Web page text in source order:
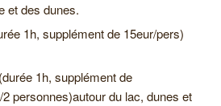
et des dunes.
1h, supplément de 15eur/pers)
1h, supplément de
personnes)autour du lac, dunes et